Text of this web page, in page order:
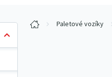
Paletové vozíky